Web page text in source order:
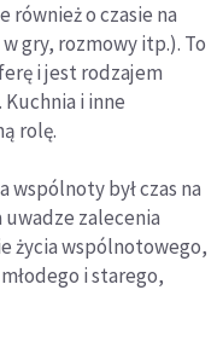
o czasie na
gry, rozmowy itp.). To
i jest rodzajem
i inne
rolę.
wspólnoty był czas na
uwadze zalecenia
życia wspólnotowego,
i starego,